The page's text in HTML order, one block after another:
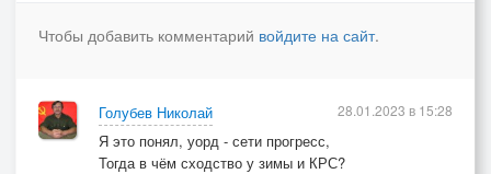
Чтобы добавить комментарий войдите на сайт.
Голубев Николай
Я это понял, уорд - сети прогресс,
Тогда в чём сходство у зимы и КРС?
28.01.2023 в 15:28